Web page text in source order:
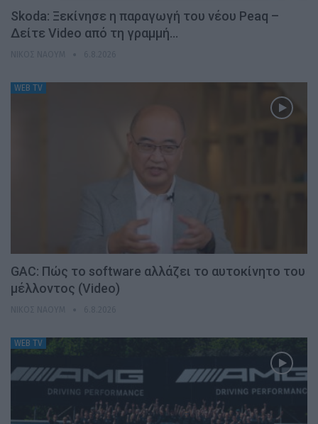
Skoda: Ξεκίνησε η παραγωγή του νέου Peaq –
Δείτε Video από τη γραμμή…
WEB TV
GAC: Πώς το software αλλάζει το αυτοκίνητο του
μέλλοντος (Video)
WEB TV